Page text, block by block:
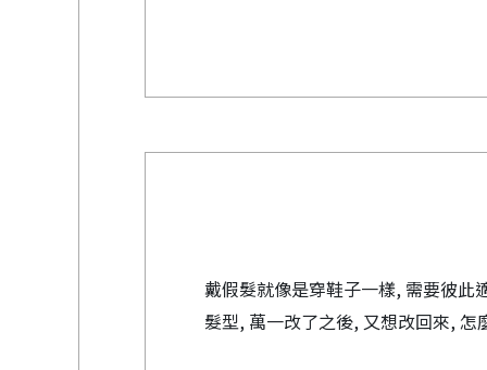
戴假髮就像是穿鞋子一樣, 需要彼
髮型, 萬一改了之後, 又想改回來, 怎